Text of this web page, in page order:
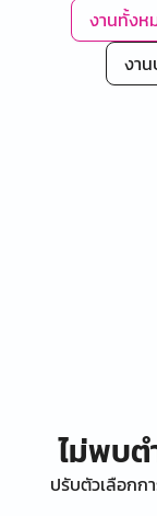
งานทั้งห
งาน
ไม่พบ
ปรับตัวเลือกก